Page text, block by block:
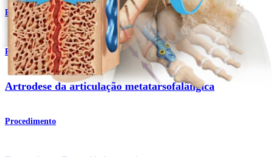
Produto
Pé e tornozelo
Artrodese da articulação metatarsofalângica
Procedimento